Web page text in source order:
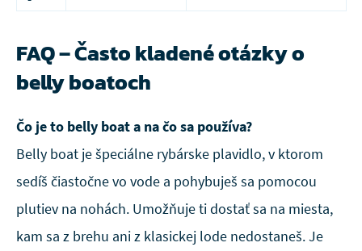
FAQ – Často kladené otázky o
belly boatoch
Čo je to belly boat a na čo sa používa?
Belly boat je špeciálne rybárske plavidlo, v ktorom
sedíš čiastočne vo vode a pohybuješ sa pomocou
plutiev na nohách. Umožňuje ti dostať sa na miesta,
kam sa z brehu ani z klasickej lode nedostaneš. Je